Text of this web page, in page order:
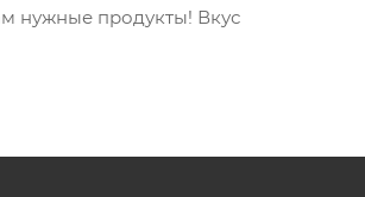
нужные продукты! Вкус